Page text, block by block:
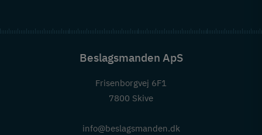
Beslagsmanden ApS
Frisenborgvej 6F1
7800 Skive
info@beslagsmanden.dk